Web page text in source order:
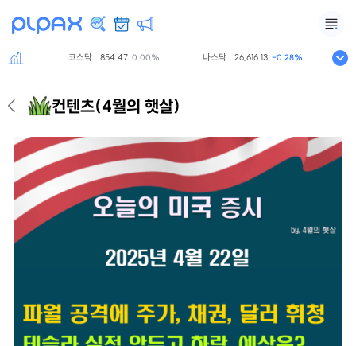
코스닥 854.47 0.00% 나스닥 26,616.13 -0.28%
컨텐츠(4월의 햇살)